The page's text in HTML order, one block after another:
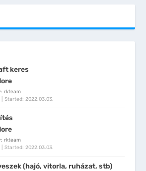
keres
rkteam
Started:2022.03.03.
rkteam
Started:2022.03.03.
(hajó, vitorla, ruházat, stb)